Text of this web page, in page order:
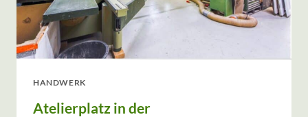
C
D
I
HANDWERK
Atelierplatz in der